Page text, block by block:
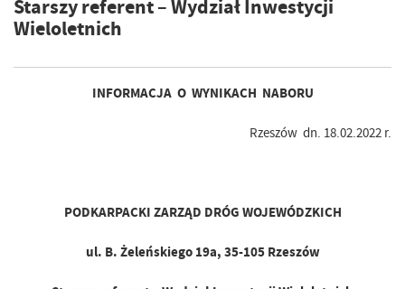
Starszy referent – Wydział Inwestycji
Wieloletnich
INFORMACJA O WYNIKACH NABORU
Rzeszów dn. 18.02.2022 r.
PODKARPACKI ZARZĄD DRÓG WOJEWÓDZKICH
ul. B. Żeleńskiego 19a, 35-105 Rzeszów